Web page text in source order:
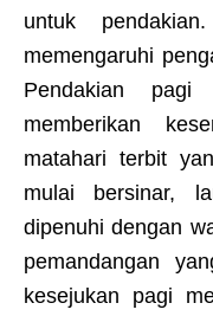
untuk
memengaruhi
Pendakian pagi
memberikan
matahari terbit
mulai bersinar,
dipenuhi dengan
pemandangan
kesejukan pagi